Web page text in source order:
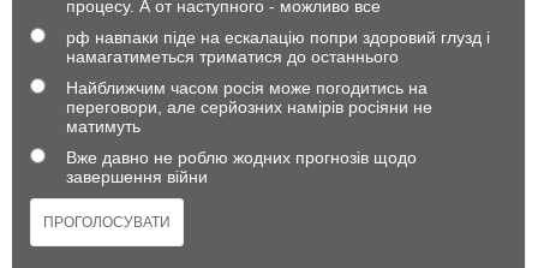
процесу. А от наступного - можливо все
рф навпаки піде на ескалацію попри здоровий глузд і
намагатиметься триматися до останнього
Найближчим часом росія може погодитись на
переговори, але серйозних намірів росіяни не
матимуть
Вже давно не роблю жодних прогнозів щодо
завершення війни